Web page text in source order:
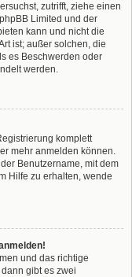
zutrifft, ziehe einen
Limited und der
kann und nicht die
ist; außer solchen, die
es Beschwerden oder
werden.
komplett
mehr anmelden können.
Benutzername, mit dem
Hilfe zu erhalten, wende
und das richtige
gibt es zwei